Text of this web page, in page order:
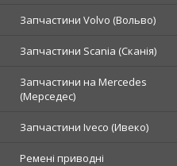
Запчастини Volvo (Вольво)
Запчастини Scania (Сканія)
Запчастини на Mercedes
(Мерседес)
Запчастини Iveco (Ивеко)
Ремені приводні